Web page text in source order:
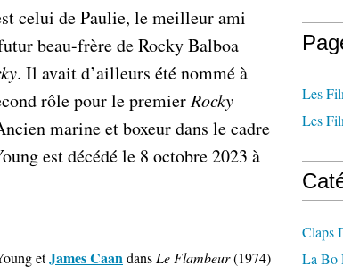
celui de Paulie, le meilleur ami
beau-frère de Rocky Balboa
. Il avait d’ailleurs été nommé à
rôle pour le premier Rocky
marine et boxeur dans le cadre
est décédé le 8 octobre 2023 à
etJames Caandans Le Flambeur(1974)
Les
Les
Claps
La Bo